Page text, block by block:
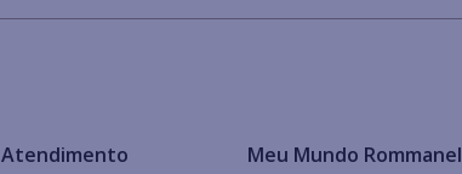
Atendimento Meu Mundo Rommanel